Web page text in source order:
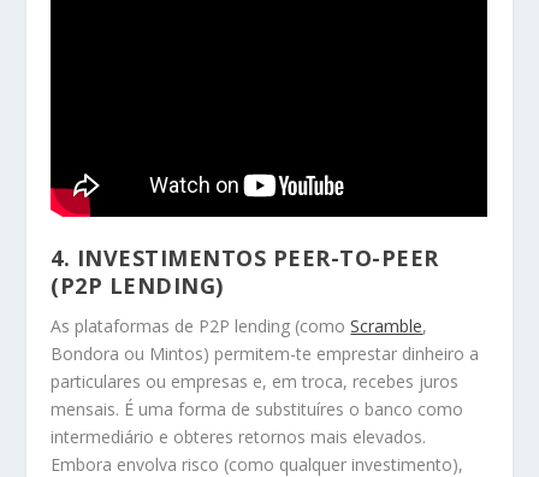
4. INVESTIMENTOS PEER-TO-PEER
(P2P LENDING)
As plataformas de P2P lending (comoScramble,
Bondora ou Mintos) permitem-te emprestar dinheiro a
particulares ou empresas e, em troca, recebes juros
mensais. É uma forma de substituíres o banco como
intermediário e obteres retornos mais elevados.
Embora envolva risco (como qualquer investimento),